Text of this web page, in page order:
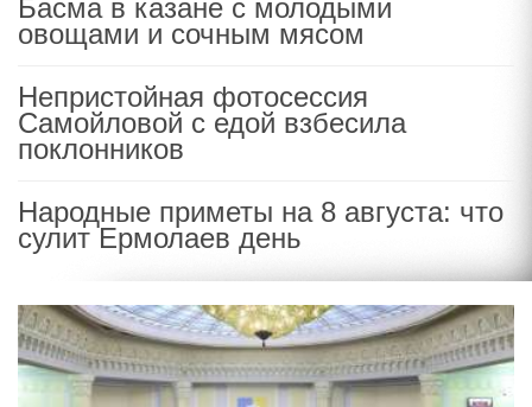
Басма в казане с молодыми
овощами и сочным мясом
Непристойная фотосессия
Самойловой с едой взбесила
поклонников
Народные приметы на 8 августа: что
сулит Ермолаев день